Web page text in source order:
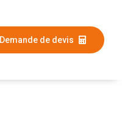
Demande de devis